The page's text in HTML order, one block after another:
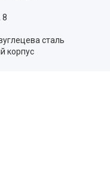
8
сталь
корпус